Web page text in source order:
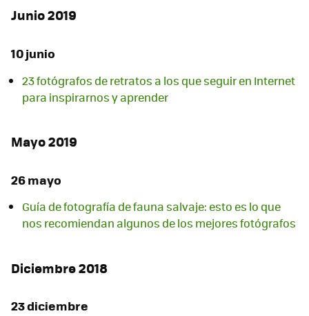
Junio 2019
10 junio
23 fotógrafos de retratos a los que seguir en Internet
para inspirarnos y aprender
Mayo 2019
26 mayo
Guía de fotografía de fauna salvaje: esto es lo que
nos recomiendan algunos de los mejores fotógrafos
Diciembre 2018
23 diciembre